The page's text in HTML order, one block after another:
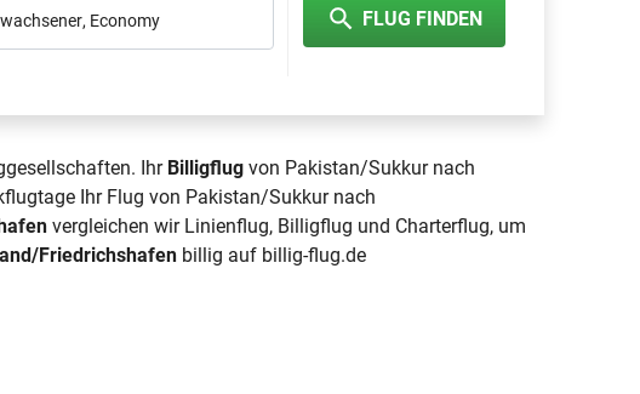
, Economy FLUG FINDEN
Ihr Billigflug von Pakistan/Sukkur nach
Ihr Flug von Pakistan/Sukkur nach
vergleichen wir Linienflug, Billigflug und Charterflug, um
Friedrichshafen billig auf billig-flug.de